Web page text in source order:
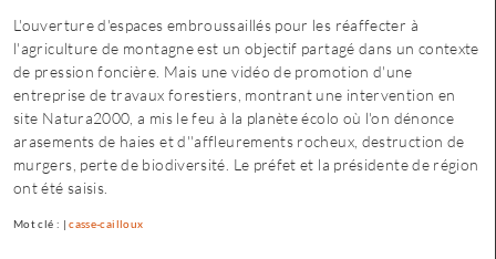
à
Besançon
:
«
une
offre
où
L'ouverture d'espaces embroussaillés pour les réaffecter à
l'agriculture de montagne est un objectif partagé dans un contexte
de pression foncière. Mais une vidéo de promotion d'une
entreprise de travaux forestiers, montrant une intervention en
site Natura2000, a mis le feu à la planète écolo où l'on dénonce
arasements de haies et d''affleurements rocheux, destruction de
murgers, perte de biodiversité. Le préfet et la présidente de région
ont été saisis.
Mot clé : |casse-cailloux